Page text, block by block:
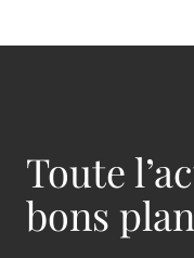
Toute
bons